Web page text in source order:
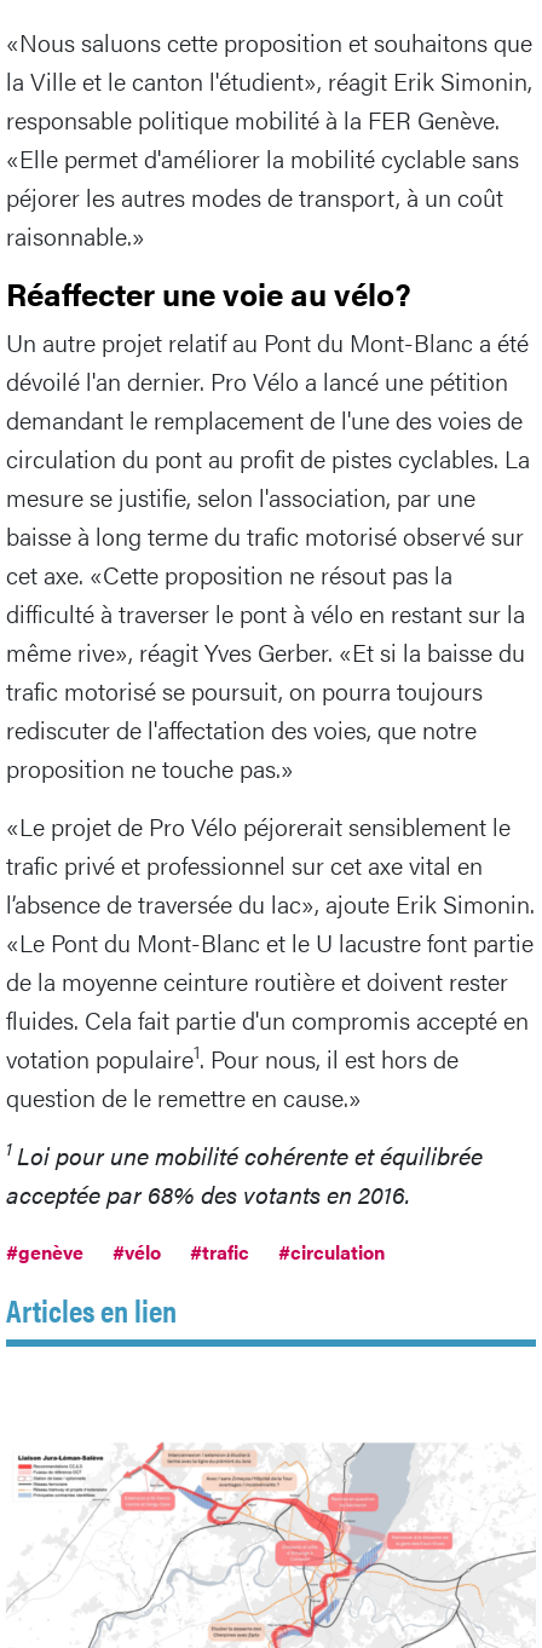
«Nous saluons cette proposition et souhaitons que
la Ville et le canton l'étudient», réagit Erik Simonin,
responsable politique mobilité à la FER Genève.
«Elle permet d'améliorer la mobilité cyclable sans
péjorer les autres modes de transport, à un coût
raisonnable.»
Réaffecter une voie au vélo?
Un autre projet relatif au Pont du Mont-Blanc a été
dévoilé l'an dernier. Pro Vélo a lancé une pétition
demandant le remplacement de l'une des voies de
circulation du pont au profit de pistes cyclables. La
mesure se justifie, selon l'association, par une
baisse à long terme du trafic motorisé observé sur
cet axe. «Cette proposition ne résout pas la
difficulté à traverser le pont à vélo en restant sur la
même rive», réagit Yves Gerber. «Et si la baisse du
trafic motorisé se poursuit, on pourra toujours
rediscuter de l'affectation des voies, que notre
proposition ne touche pas.»
«Le projet de Pro Vélo péjorerait sensiblement le
trafic privé et professionnel sur cet axe vital en
l’absence de traversée du lac», ajoute Erik Simonin.
«Le Pont du Mont-Blanc et le U lacustre font partie
de la moyenne ceinture routière et doivent rester
fluides. Cela fait partie d'un compromis accepté en
votation populaire1. Pour nous, il est hors de
question de le remettre en cause.»
1 Loi pour une mobilité cohérente et équilibrée
acceptée par 68% des votants en 2016.
#genève #vélo #trafic #circulation
Articles en lien